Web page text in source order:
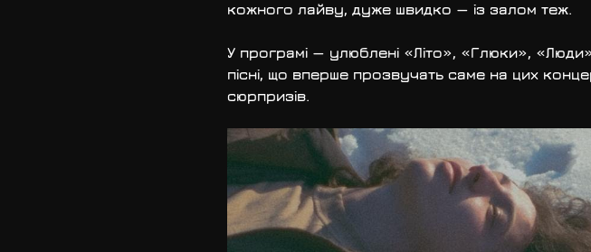
кожного лайву, дуже швидко — із залом теж.
У програмі — улюблені «Літо», «Глюки»,
пісні, що вперше прозвучать саме на цих
сюрпризів.